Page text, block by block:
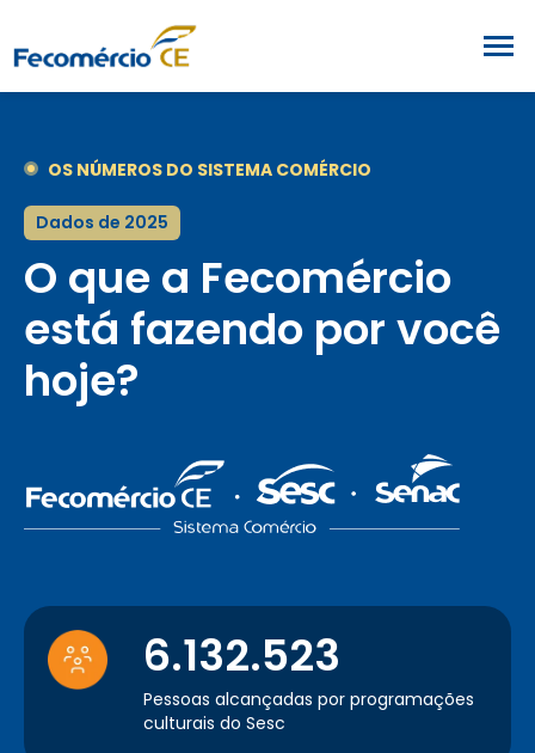
OS NÚMEROS DO SISTEMA COMÉRCIO
Dados de 2025
O que a Fecomércio
está fazendo por você
hoje?
6.132.523
Pessoas alcançadas por programações
culturais do Sesc